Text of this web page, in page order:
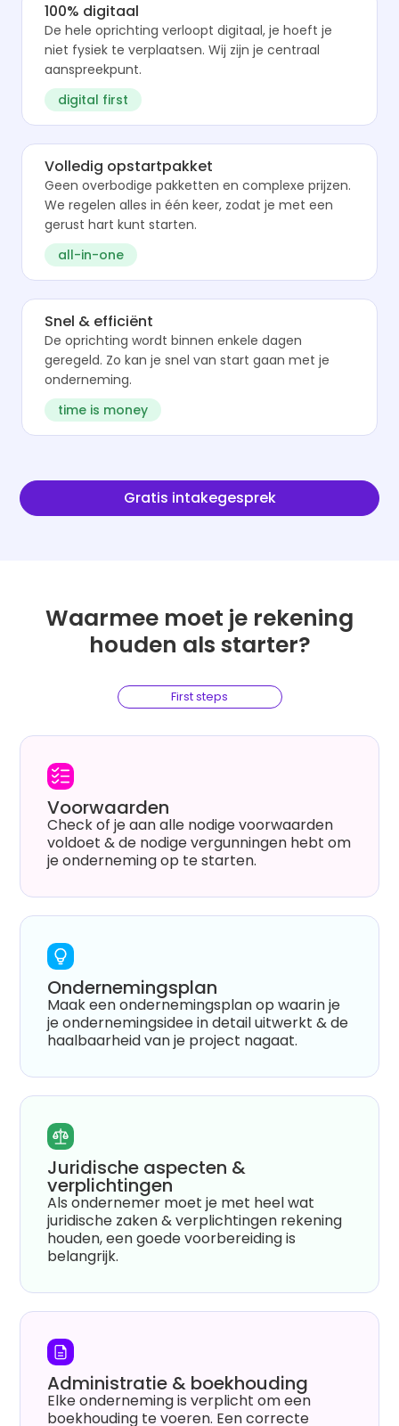
100% digitaal
De hele oprichting verloopt digitaal, je hoeft je
niet fysiek te verplaatsen. Wij zijn je centraal
aanspreekpunt.
digital first
Volledig opstartpakket
Geen overbodige pakketten en complexe prijzen.
We regelen alles in één keer, zodat je met een
gerust hart kunt starten.
all-in-one
Snel & efficiënt
De oprichting wordt binnen enkele dagen
geregeld. Zo kan je snel van start gaan met je
onderneming.
time is money
Gratis intakegesprek
Waarmee moet je rekening
houden als starter?
First steps
Voorwaarden
Check of je aan alle nodige voorwaarden
voldoet & de nodige vergunningen hebt om
je onderneming op te starten.
Ondernemingsplan
Maak een ondernemingsplan op waarin je
je ondernemingsidee in detail uitwerkt & de
haalbaarheid van je project nagaat.
Juridische aspecten &
verplichtingen
Als ondernemer moet je met heel wat
juridische zaken & verplichtingen rekening
houden, een goede voorbereiding is
belangrijk.
Administratie & boekhouding
Elke onderneming is verplicht om een
boekhouding te voeren. Een correcte